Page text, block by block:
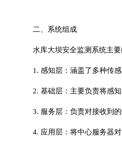
二、系统组成
水库大坝安全监测系统主
1. 感知层：涵盖了多种传
2. 基础层：主要负责将感
3. 服务层：负责对接收到
4. 应用层：将中心服务器